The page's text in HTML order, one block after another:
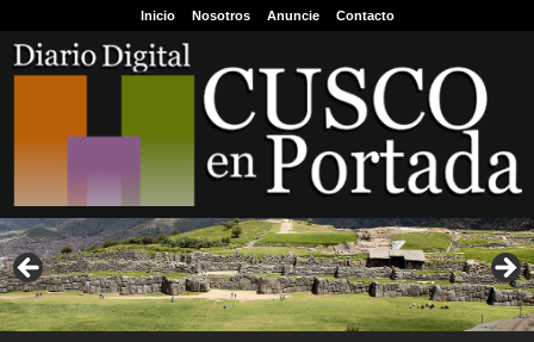
Inicio Nosotros Anuncie Contacto